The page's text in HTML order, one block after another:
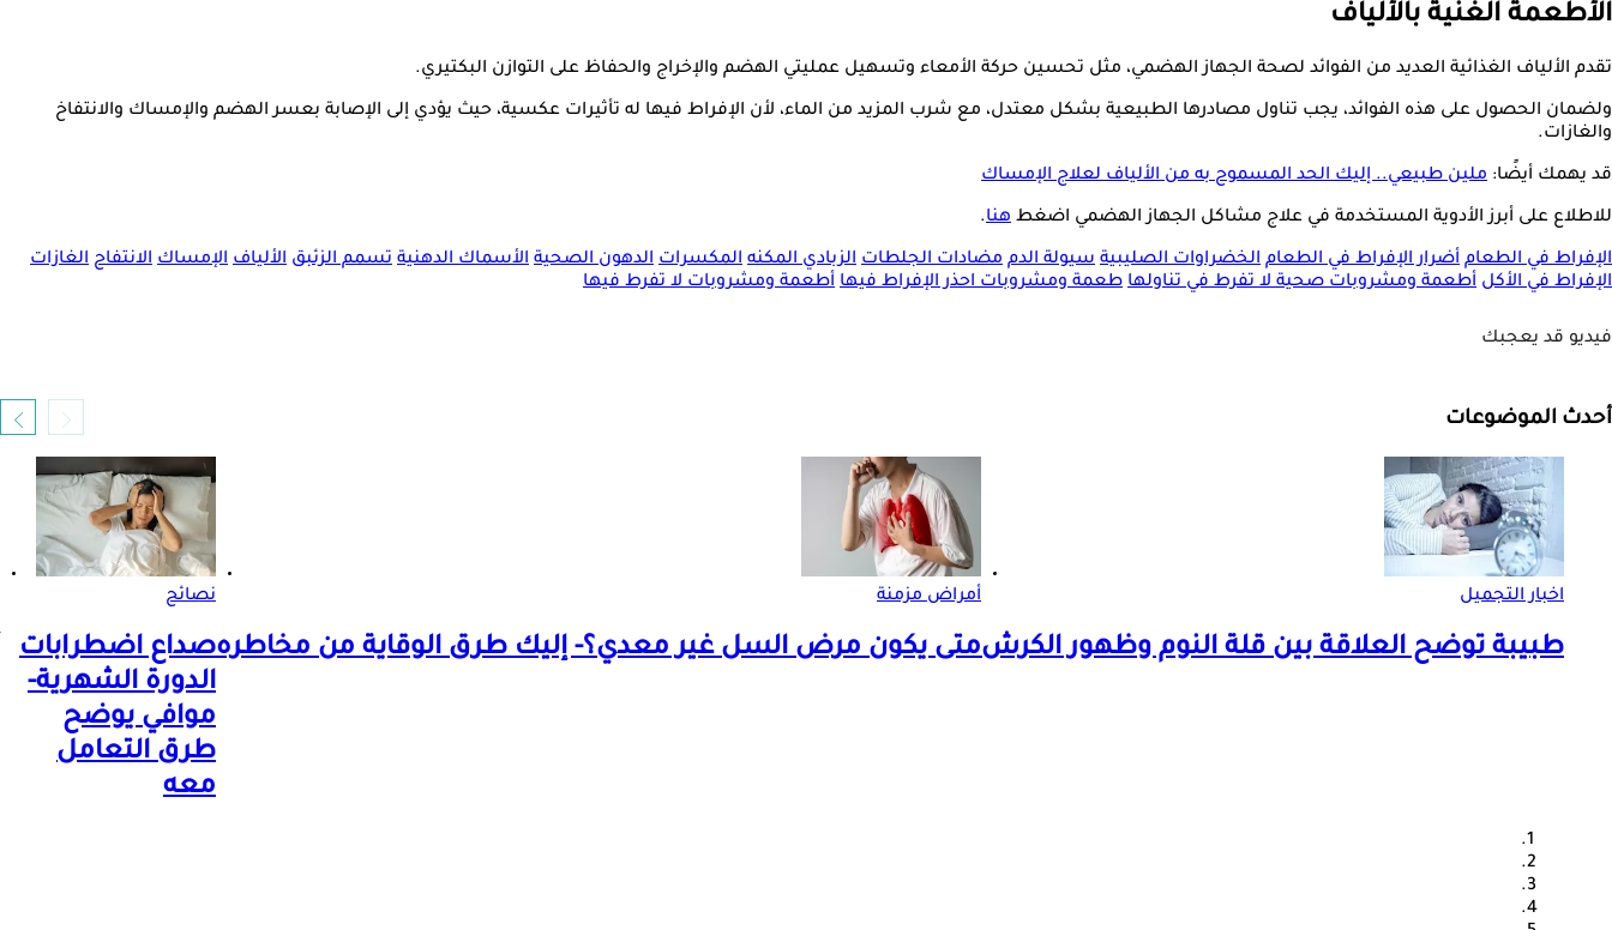
الأطعمة الغنية بالألياف
تقدم الألياف الغذائية العديد من الفوائد لصحة الجهاز الهضمي، مثل تحسين حركة الأمعاء وتسهيل عمليتي الهضم والإخراج والحفاظ على التوازن البكتيري.
ولضمان الحصول على هذه الفوائد، يجب تناول مصادرها الطبيعية بشكل معتدل، مع شرب المزيد من الماء، لأن الإفراط فيها له تأثيرات عكسية، حيث يؤدي إلى الإصابة بعسر الهضم والإمساك والانتفاخ
والغازات.
قد يهمك أيضًا: ملين طبيعي.. إليك الحد المسموح به من الألياف لعلاج الإمساك
للاطلاع على أبرز الأدوية المستخدمة في علاج مشاكل الجهاز الهضمي اضغط هنا.
الإفراط في الطعام أضرار الإفراط في الطعام الخضراوات الصليبية سيولة الدم مضادات الجلطات الزبادي المكنه المكسرات الدهون الصحية الأسماك الدهنية تسمم الزئبق الألياف الإمساك الانتفاح الغازات
الإفراط في الأكل أطعمة ومشروبات صحية لا تفرط في تناولها طعمة ومشروبات احذر الإفراط فيها أطعمة ومشروبات لا تفرط فيها
فيديو قد يعجبك
أحدث الموضوعات
اخبار التجميل
طبيبة توضح العلاقة بين قلة النوم وظهور الكرش
أمراض مزمنة
متى يكون مرض السل غير معدي؟- إليك طرق الوقاية من مخاطره
نصائح
صداع اضطرابات
الدورة الشهرية-
موافي يوضح
طرق التعامل
معه